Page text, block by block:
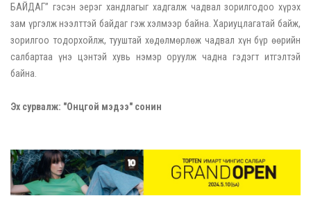
БАЙДАГ” гэсэн эерэг хандлагыг хадгалж чадвал зорилгодоо хүрэх
зам үргэлж нээлттэй байдаг гэж хэлмээр байна. Хариуцлагатай байж,
зорилгоо тодорхойлж, тууштай хөдөлмөрлөж чадвал хүн бүр өөрийн
салбартаа үнэ цэнтэй хувь нэмэр оруулж чадна гэдэгт итгэлтэй
байна.
Эх сурвалж: "Онцгой мэдээ" сонин